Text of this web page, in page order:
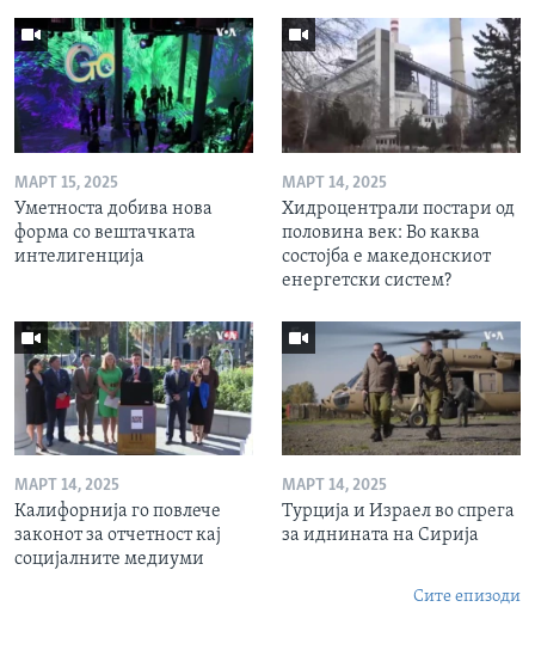
МАРТ 15, 2025
Уметноста добива нова
форма со вештачката
интелигенција
МАРТ 14, 2025
Хидроцентрали постари од
половина век: Во каква
состојба е македонскиот
енергетски систем?
МАРТ 14, 2025
Калифорнија го повлече
законот за отчетност кај
социјалните медиуми
МАРТ 14, 2025
Турција и Израел во спрега
за иднината на Сирија
Сите епизоди